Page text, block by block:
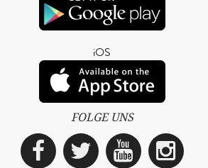
iOS
FOLGE UNS
Facebook
Twitter